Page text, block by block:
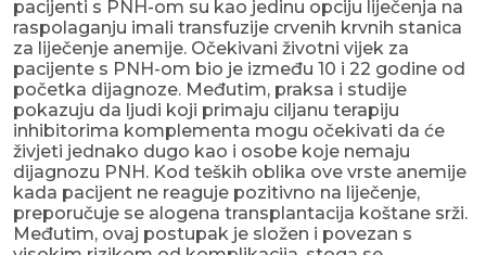
pacijenti s PNH-om su kao jedinu opciju liječenja na
raspolaganju imali transfuzije crvenih krvnih stanica
za liječenje anemije. Očekivani životni vijek za
pacijente s PNH-om bio je između 10 i 22 godine od
početka dijagnoze. Međutim, praksa i studije
pokazuju da ljudi koji primaju ciljanu terapiju
inhibitorima komplementa mogu očekivati da će
živjeti jednako dugo kao i osobe koje nemaju
dijagnozu PNH. Kod teških oblika ove vrste anemije
kada pacijent ne reaguje pozitivno na liječenje,
preporučuje se alogena transplantacija koštane srži.
Međutim, ovaj postupak je složen i povezan s